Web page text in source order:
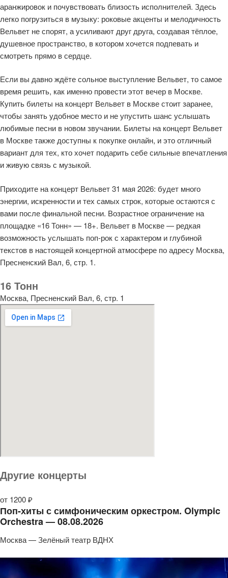
аранжировок и почувствовать близость исполнителей. Здесь
легко погрузиться в музыку: роковые акценты и мелодичность
Вельвет не спорят, а усиливают друг друга, создавая тёплое,
душевное пространство, в котором хочется подпевать и
смотреть прямо в сердце.
Если вы давно ждёте сольное выступление Вельвет, то самое
время решить, как именно провести этот вечер в Москве.
Купить билеты на концерт Вельвет в Москве стоит заранее,
чтобы занять удобное место и не упустить шанс услышать
любимые песни в новом звучании. Билеты на концерт Вельвет
в Москве также доступны к покупке онлайн, и это отличный
вариант для тех, кто хочет подарить себе сильные впечатления
и живую связь с музыкой.
Приходите на концерт Вельвет 31 мая 2026: будет много
энергии, искренности и тех самых строк, которые остаются с
вами после финальной песни. Возрастное ограничение на
площадке «16 Тонн» — 18+. Вельвет в Москве — редкая
возможность услышать поп-рок с характером и глубиной
текстов в настоящей концертной атмосфере по адресу Москва,
Пресненский Вал, 6, стр. 1.
16 Тонн
Москва, Пресненский Вал, 6, стр. 1
Другие концерты
от 1200 ₽
Поп-хиты с симфоническим оркестром. Olympic
Orchestra — 08.08.2026
Москва — Зелёный театр ВДНХ